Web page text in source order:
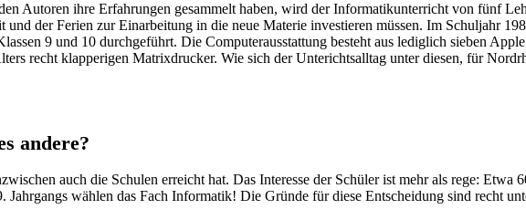
Autoren ihre Erfahrungen gesammelt haben, wird der Informatikunterricht von fünf
und der Ferien zur Einarbeitung in die neue Materie investieren müssen. Im Schuljahr
9 und 10 durchgeführt. Die Computerausstattung besteht aus lediglich sieben
recht klapperigen Matrixdrucker. Wie sich der Unterichtsalltag unter diesen, für
andere?
auch die Schulen erreicht hat. Das Interesse der Schüler ist mehr als rege:
Jahrgangs wählen das Fach Informatik! Die Gründe für diese Entscheidung sind recht